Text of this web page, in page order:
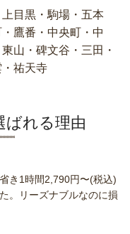
目黒・駒場・五本
鷹番・中央町・中
山・碑文谷・三田・
祐天寺
ばれる理由
き1時間2,790円〜(税込)
。リーズナブルなのに損